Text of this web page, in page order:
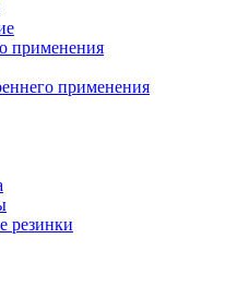
применения
применения
резинки